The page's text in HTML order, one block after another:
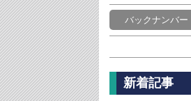
バックナンバー
新着記事